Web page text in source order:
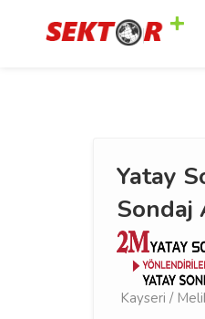
Yatay
Sondaj
Kayseri /